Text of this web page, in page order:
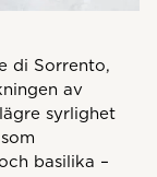
di Sorrento,
av
syrlighet
basilika –